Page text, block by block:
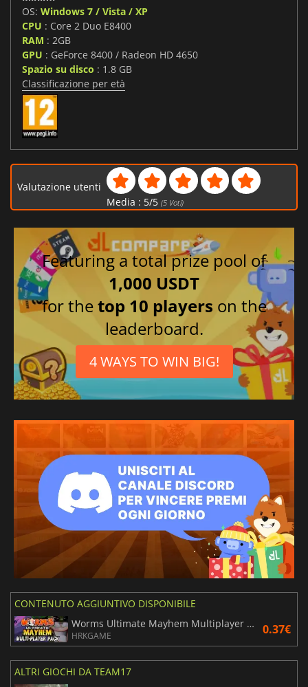
OS: Windows 7 / Vista / XP
CPU : Core 2 Duo E8400
RAM : 2GB
GPU : GeForce 8400 / Radeon HD 4650
Spazio su disco : 1.8 GB
Classificazione per età
Valutazione utenti
Media : 5/5 (5Voti)
Featuring a total prize pool of
1,000 USDT
for thetop 10 players on the
leaderboard.
4 WAYS TO WIN BIG!
CONTENUTO AGGIUNTIVO DISPONIBILE
Worms Ultimate Mayhem Multiplayer Pack DLC
HRKGAME 0.37€
ALTRI GIOCHI DA TEAM17